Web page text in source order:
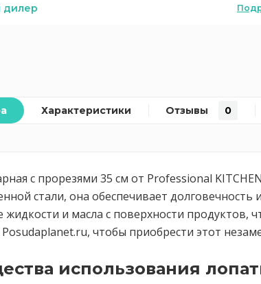
дилер
Характеристики Отзывы 0
с прорезями 35 см от Professional
стали, она обеспечивает
жидкости и масла с поверхности
чтобы приобрести этот
использования